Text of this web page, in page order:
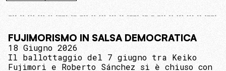
FUJIMORISMO IN SALSA DEMOCRATICA
18 Giugno 2026
Il ballottaggio del 7 giugno tra Keiko
Fujimori e Roberto Sánchez si è chiuso con